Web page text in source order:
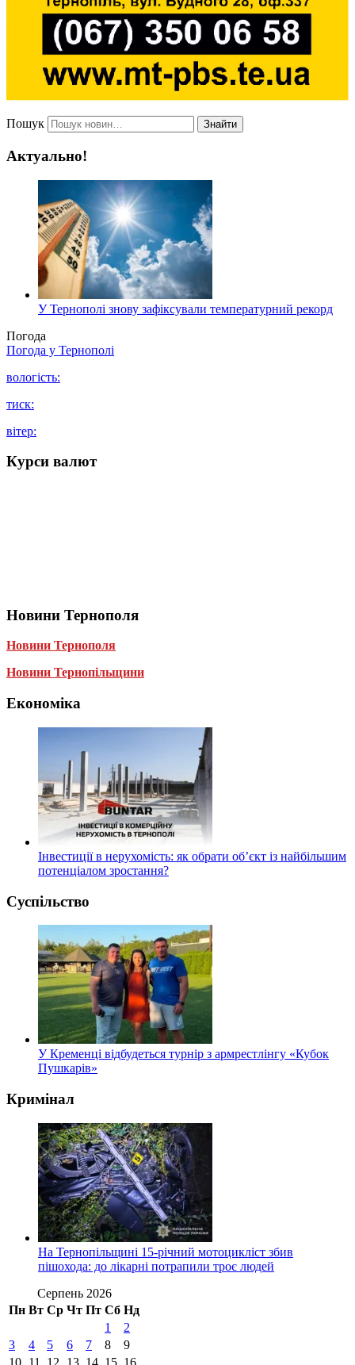
Пошук Знайти
Актуально!
У Тернополі знову зафіксували температурний рекорд
Погода
Погода у Тернополі
вологість:
тиск:
вітер:
Курси валют
Новини Тернополя
Новини Тернополя
Новини Тернопільщини
Економіка
Інвестиції в нерухомість: як обрати об’єкт із найбільшим
потенціалом зростання?
Суспільство
У Кременці відбудеться турнір з армрестлінгу «Кубок
Пушкарів»
Кримінал
На Тернопільщині 15-річний мотоцикліст збив
пішохода: до лікарні потрапили троє людей
Серпень 2026
Пн Вт Ср Чт Пт Сб Нд
1
2
3
4 5 6 7 8
9
10 11 12 13 14 15 16